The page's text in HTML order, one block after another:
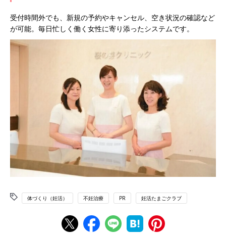
受付時間外でも、新規の予約やキャンセル、空き状況の確認など
が可能。毎日忙しく働く女性に寄り添ったシステムです。
体づくり（妊活） 不妊治療 PR 妊活たまごクラブ